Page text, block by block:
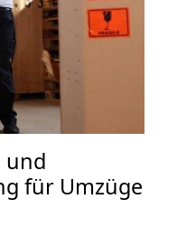
und
für Umzüge